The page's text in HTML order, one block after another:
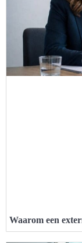
Waarom een